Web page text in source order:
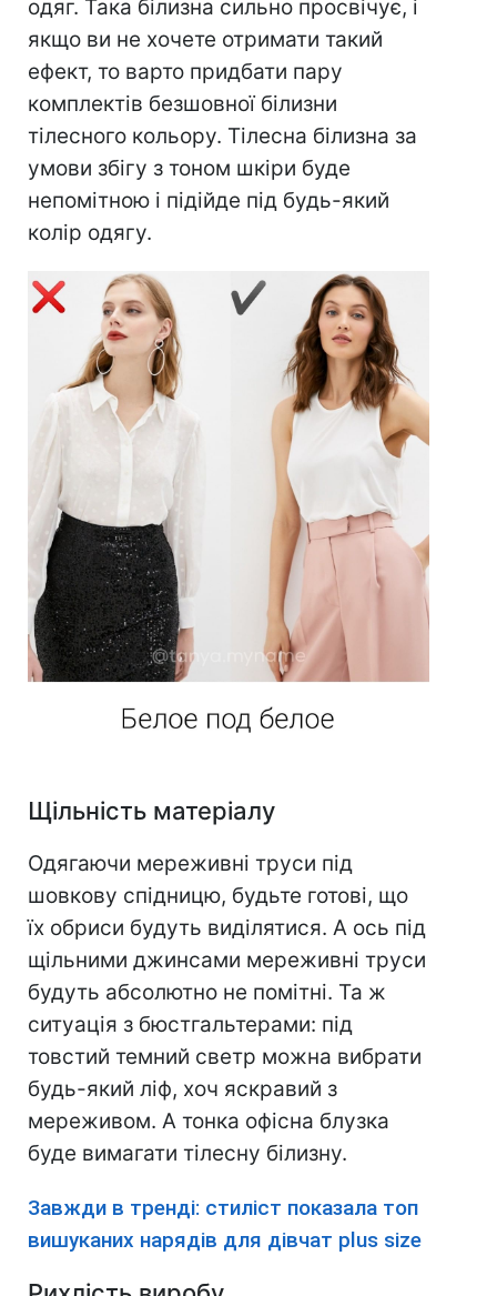
одяг. Така білизна сильно просвічує, і
якщо ви не хочете отримати такий
ефект, то варто придбати пару
комплектів безшовної білизни
тілесного кольору. Тілесна білизна за
умови збігу з тоном шкіри буде
непомітною і підійде під будь-який
колір одягу.
Щільність матеріалу
Одягаючи мереживні труси під
шовкову спідницю, будьте готові, що
їх обриси будуть виділятися. А ось під
щільними джинсами мереживні труси
будуть абсолютно не помітні. Та ж
ситуація з бюстгальтерами: під
товстий темний светр можна вибрати
будь-який ліф, хоч яскравий з
мереживом. А тонка офісна блузка
буде вимагати тілесну білизну.
Завжди в тренді: стиліст показала топ
вишуканих нарядів для дівчат plus size